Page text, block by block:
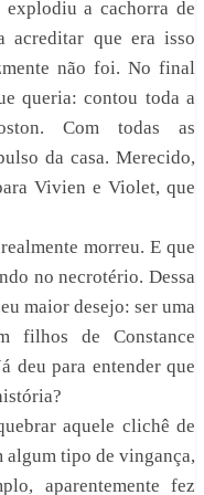
a cachorra de
acreditar que era isso
não foi. No final
queria: contou toda a
Com todas as
da casa. Merecido,
Vivien e Violet, que
morreu. E que
no necrotério. Dessa
maior desejo: ser uma
filhos de Constance
deu para entender que
aquele clichê de
algum tipo de vingança,
aparentemente fez